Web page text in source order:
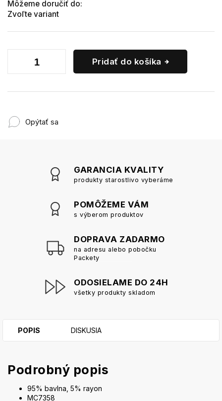
Môžeme doručiť do:
Zvoľte variant
Pridať do košíka
Opýtať sa
GARANCIA KVALITY
produkty starostlivo vyberáme
POMÔŽEME VÁM
s výberom produktov
DOPRAVA ZADARMO
na adresu alebo pobočku
Packety
ODOSIELAME DO 24H
všetky produkty skladom
POPIS DISKUSIA
Podrobný popis
95% bavlna, 5% rayon
MC7358